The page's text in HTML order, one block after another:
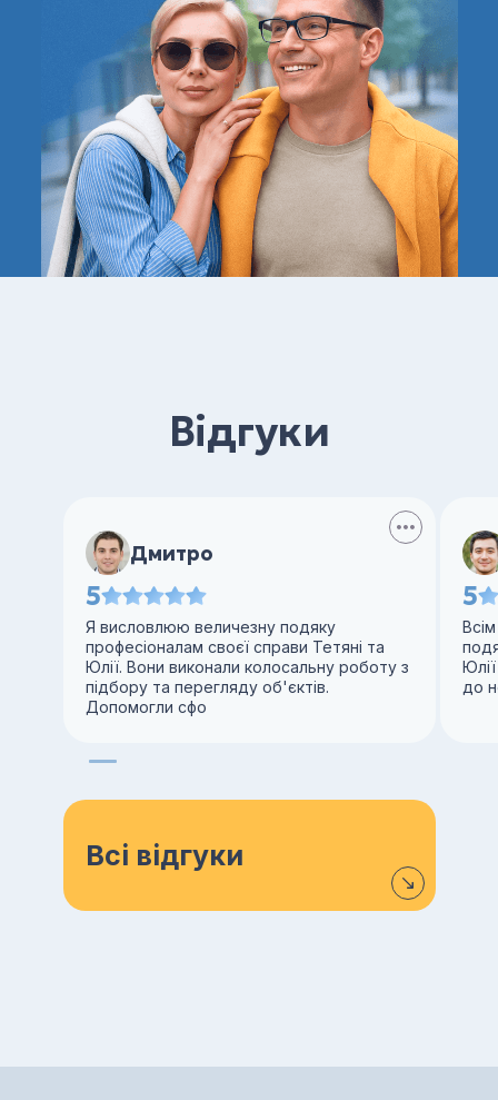
Відгуки
Дмитро
5
Я висловлюю величезну подяку
професіоналам своєї справи Тетяні та
Юлії. Вони виконали колосальну роботу з
підбору та перегляду об'єктів.
Допомогли сфо
5
до
Всі відгуки